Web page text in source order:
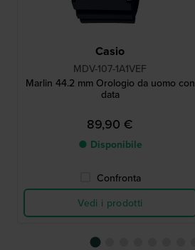
Casio
MDV-107-1A1VEF
Marlin 44.2 mm Orologio da uomo con
data
89,90 €
● Disponibile
Confronta
Vedi i prodotti